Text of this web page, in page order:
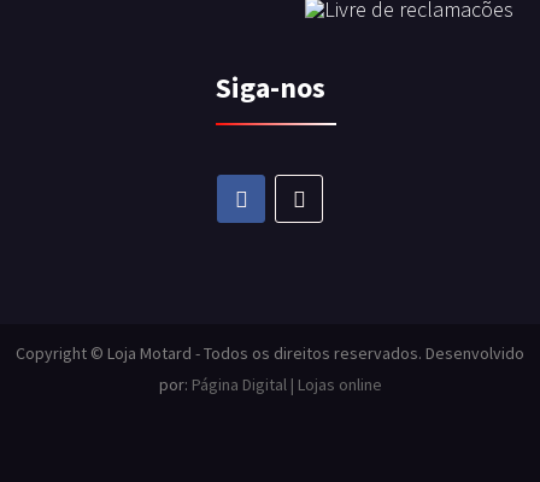
Siga-nos
Copyright © Loja Motard - Todos os direitos reservados. Desenvolvido
por: Página Digital | Lojas online